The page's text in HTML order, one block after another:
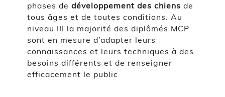
phases de développement des chiens de
tous âges et de toutes conditions. Au
niveau III la majorité des diplômés MCP
sont en mesure d’adapter leurs
connaissances et leurs techniques à des
besoins différents et de renseigner
efficacement le public